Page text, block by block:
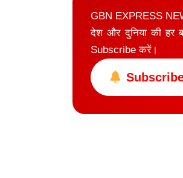
GBN EXPRESS
देश और दुनिया की हर
Subscribe करें।